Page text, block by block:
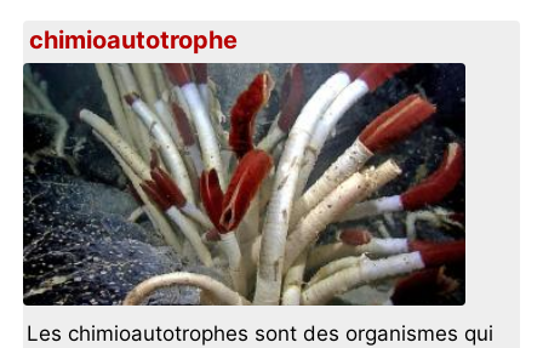
chimioautotrophe
Les chimioautotrophes sont des organismes qui